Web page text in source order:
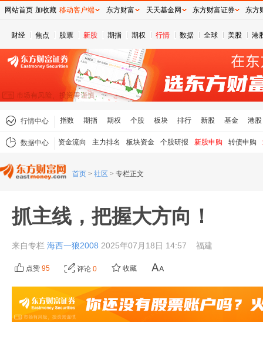
财经 焦点 股票 新股 期指 期权 行情 数据 全球 美股 港
行情中心 指数 期指 期权 个股 板块 排行 新股 基金 港股
数据中心 资金流向 主力排名 板块资金 个股研报 新股申购 转债申购
首页 > 社区 > 专栏正文
抓主线，把握大方向！
来自专栏 海西一狼2008 2025年07月18日 14:57 福建
点赞 95 评论 0 收藏
网站首页 加收藏 移动客户端 东方财富 天天基金网 东方财富证券 东方